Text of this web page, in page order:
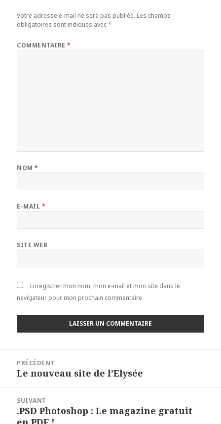
Votre adresse e-mail ne sera pas publiée. Les champs
obligatoires sont indiqués avec*
COMMENTAIRE*
NOM*
E-MAIL *
SITE WEB
Enregistrer mon nom, mon e-mail et mon site dans le
navigateur pour mon prochain commentaire.
l’article
PRÉCÉDENT
Article
Le nouveau site de l’Elysée
SUIVANT
Article
.PSD Photoshop : Le magazine gratuit